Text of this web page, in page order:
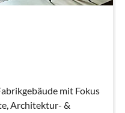
mit Fokus
Architektur- &